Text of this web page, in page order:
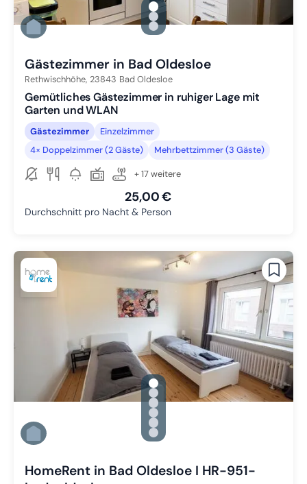
gallery.slide_selector
Zu Slide 1 wechseln
Zu Slide 2 wechseln
Zu Slide 3 wechseln
Gästezimmer in Bad Oldesloe
Rethwischhöhe, 23843 Bad Oldesloe
Gemütliches Gästezimmer in ruhiger Lage mit
Garten und WLAN
Gästezimmer
Einzelzimmer
4× Doppelzimmer (2 Gäste)
Mehrbettzimmer (3 Gäste)
+ 17 weitere
25,00 €
Durchschnitt pro Nacht & Person
gallery.slide_selector
Zu Slide 1 wechseln
Zu Slide 2 wechseln
Zu Slide 3 wechseln
Zu Slide 4 wechseln
Zu Slide 5 wechseln
Zu Slide 6 wechseln
HomeRent in Bad Oldesloe I HR-951-